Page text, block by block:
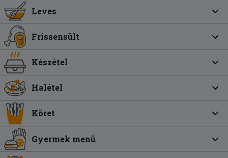
Leves
Frissensült
Készétel
Halétel
Köret
Gyermek menü